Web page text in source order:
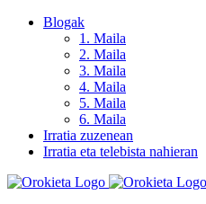
Skip
Blogak
1. Maila
2. Maila
3. Maila
4. Maila
5. Maila
6. Maila
Irratia zuzenean
Irratia eta telebista nahieran